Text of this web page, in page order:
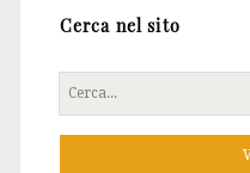
Cerca nel sito
Cerca
per: